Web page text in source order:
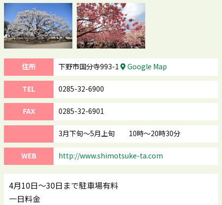
住所 下野市国分寺993-1 Google Map
TEL 0285-32-6900
FAX 0285-32-6901
3月下旬～5月上旬 10時～20時30分
WEB http://www.shimotsuke-ta.com
4月10日～30日まで駐車場有料
一日料金